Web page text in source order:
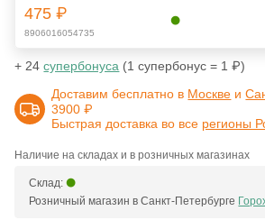
475 ₽
8906016054735
+ 24супербонуса (1 супербонус = 1 ₽)
Доставим бесплатно в Москве и
3900 ₽
Быстрая доставка во все регионы
Наличие на складах и в розничных магазинах
Склад:
Розничный магазин в Санкт-Петербурге